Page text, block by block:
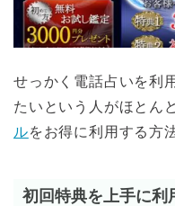
せっかく電話占いを利
たいという人がほとん
ルをお得に利用する方
初回特典を上手に利